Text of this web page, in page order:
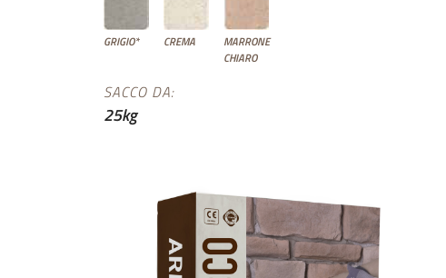
GRIGIO* CREMA
MARRONE
CHIARO
SACCO DA:
25kg